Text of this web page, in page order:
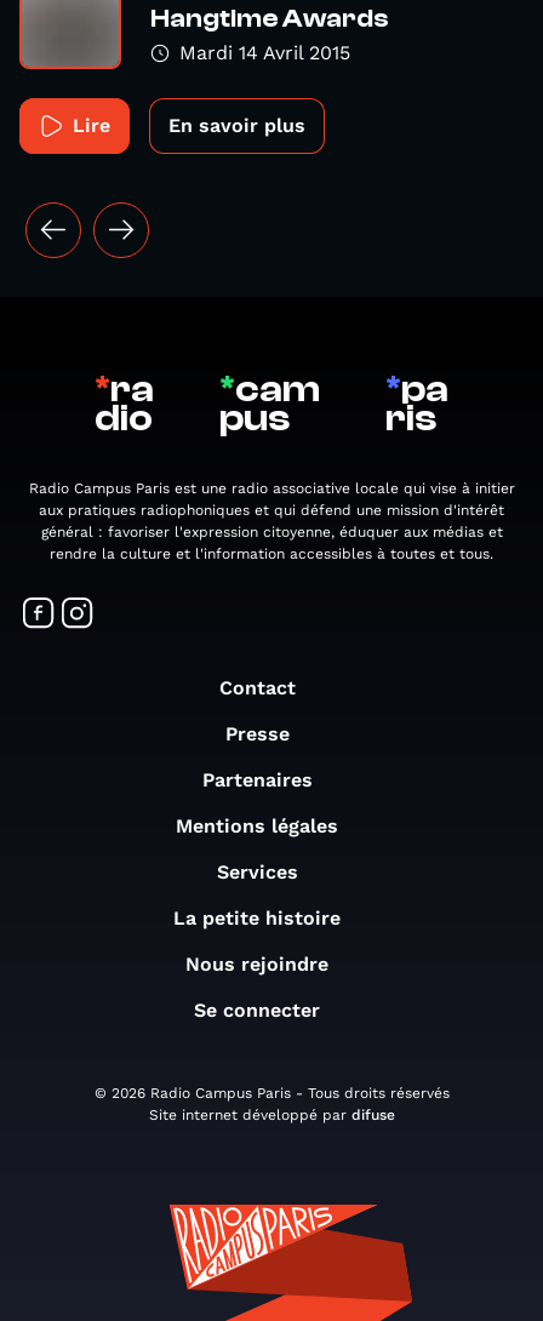
Hangtime Awards
Mardi 14 Avril 2015
Lire En savoir plus
*ra
dio
*cam
pus
*pa
ris
Radio Campus Paris est une radio associative locale qui vise à initier
aux pratiques radiophoniques et qui défend une mission d'intérêt
général : favoriser l'expression citoyenne, éduquer aux médias et
rendre la culture et l'information accessibles à toutes et tous.
Contact
Presse
Partenaires
Mentions légales
Services
La petite histoire
Nous rejoindre
Se connecter
© 2026 Radio Campus Paris - Tous droits réservés
Site internet développé par difuse